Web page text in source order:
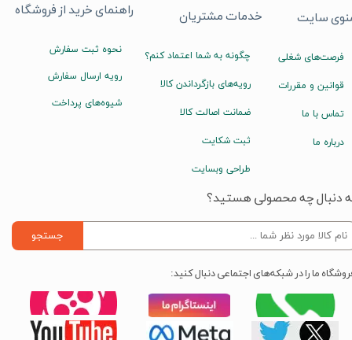
راهنمای خرید از فروشگاه
نحوه ثبت سفارش
رویه ارسال سفارش
شیوه‌های پرداخت
خدمات مشتریان
چگونه به شما اعتماد کنم؟
رویه‌های بازگرداندن کالا
ضمانت اصالت کالا
ثبت شکایت
طراحی وبسایت
سایت
فرصت‌های شغلی
قوانین و مقررات
تماس با ما
درباره ما
دنبال چه محصولی هستید؟
جستجو
ما را در شبکه‌های اجتماعی دنبال کنید: